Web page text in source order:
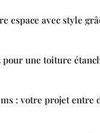
espace avec style
une toiture
: votre projet entre